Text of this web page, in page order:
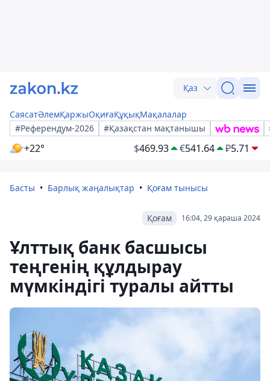
Қаз
СаясатӘлемҚаржыОқиғаҚұқықМақалалар
#Референдум-2026
#Қазақстан мақтанышы
+22° $469.93 €541.64 ₽5.71
Басты Барлық жаңалықтар Қоғам тынысы
16:04, 29 қараша 2024
Қоғам
Ұлттық банк басшысы
теңгенің құлдырау
мүмкіндігі туралы айтты